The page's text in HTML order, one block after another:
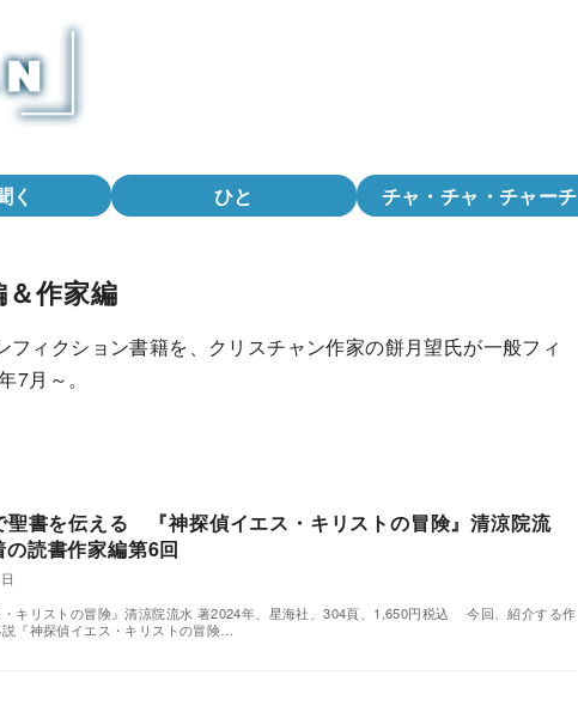
く ひと チャ・チャ・チャーチ
作家編
ィクション書籍を、クリスチャン作家の餅月望氏が一般フィ
7月～。
聖書を伝える 『神探偵イエス・キリストの冒険』清涼院流
読書作家編第6回
・キリストの冒険』清涼院流水 著2024年、星海社、304頁、1,650円税込 今回、紹介する作
『神探偵イエス・キリストの冒険…